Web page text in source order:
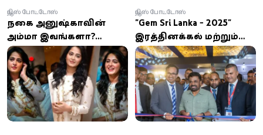
நடிகை அனுஷ்காவின்
அம்மா இவங்களா?
இணையத்தில்
வைரலாகும் போட்டோஸ்!
நியூஸ் போட்டோஸ்
"Gem Sri Lanka - 2025"
இரத்தினக்கல் மற்றும்
ஆபரண கண்காட்சி
ஆரம்பம்
நியூஸ் போட்டோஸ்